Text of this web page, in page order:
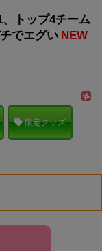
、トップ4チーム
でエグい NEW
限定グッズ